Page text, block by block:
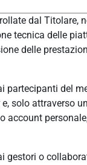
dal Titolare,
tecnica delle
delle
partecipanti del
solo attraverso
account
gestori o